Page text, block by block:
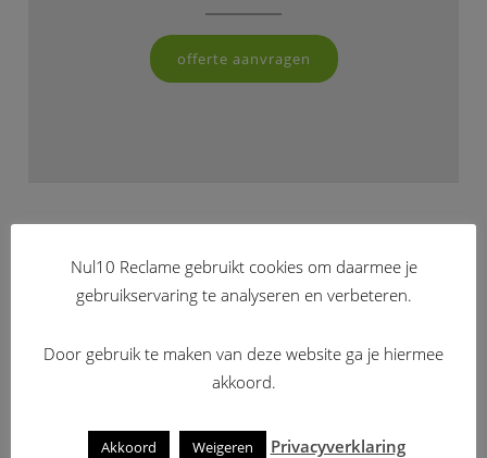
offerte aanvragen
Nul10 Reclame gebruikt cookies om daarmee je
gebruikservaring te analyseren en verbeteren.
Door gebruik te maken van deze website ga je hiermee
akkoord.
Akkoord Weigeren Privacyverklaring